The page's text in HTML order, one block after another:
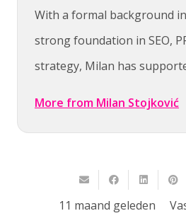
With a formal background
strong foundation in SEO,
strategy, Milan has
More from Milan Stojković
11 maand geleden